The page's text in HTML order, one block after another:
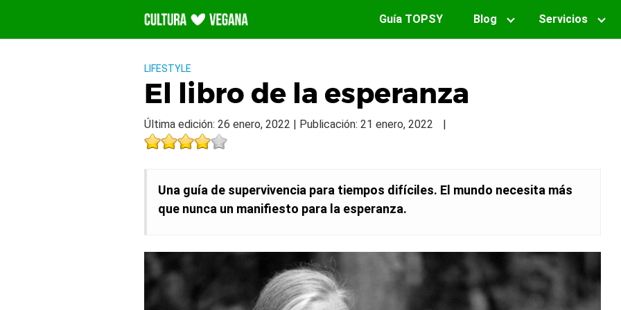
contenido
Guía TOPSY Blog Servicios
LIFESTYLE
El libro de la esperanza
Última edición: 26 enero, 2022 | Publicación: 21 enero, 2022 |
Una guía de supervivencia para tiempos difíciles. El mundo necesita más
que nunca un manifiesto para la esperanza.